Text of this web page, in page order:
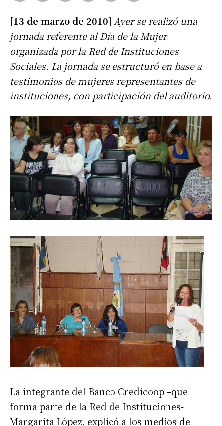
[13 de marzo de 2010] Ayer se realizó una
jornada referente al Día de la Mujer,
organizada por la Red de Instituciones
Sociales. La jornada se estructuró en base a
testimonios de mujeres representantes de
instituciones, con participación del auditorio.
La integrante del Banco Credicoop –que
forma parte de la Red de Instituciones-
Margarita López, explicó a los medios de